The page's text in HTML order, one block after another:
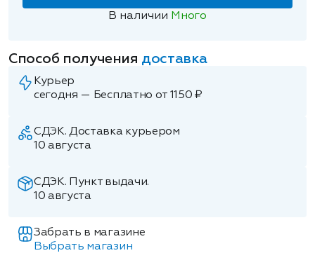
В наличии Много
Способ получения доставка
Курьер
сегодня — Бесплатно от 1150 ₽
СДЭК. Доставка курьером
10 августа
СДЭК. Пункт выдачи.
10 августа
Забрать в магазине
Выбрать магазин